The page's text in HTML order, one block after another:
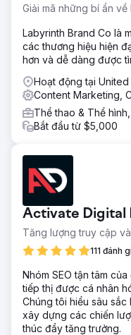
Giải mã những bí ẩn
Labyrinth Brand Co là
các thương hiệu hiện
hơn và dễ dàng được
Hoạt động tại United
Content Marketing,
Thể thao & Thể
Bắt đầu từ $5,000
Activate Digital
Tăng lượng truy cập
111 đánh
Nhóm SEO tận tâm
tiếp thị được cá nhân
Chúng tôi hiểu sâu
xây dựng các chiến
thúc đẩy tăng trưởng.